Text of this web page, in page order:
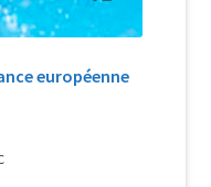
européenne